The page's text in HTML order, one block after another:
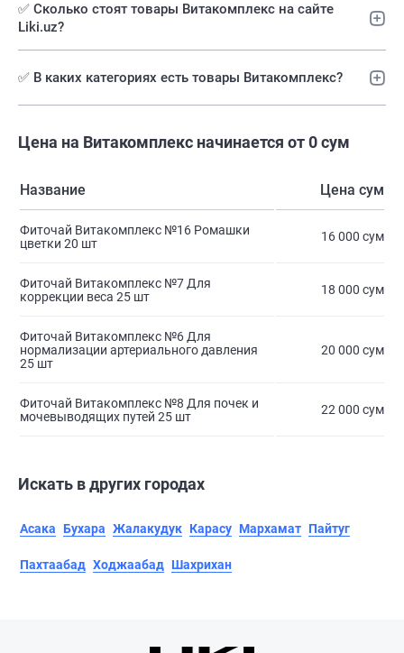
✅ Сколько стоят товары Витакомплекс на сайте
Liki.uz?
✅ В каких категориях есть товары Витакомплекс?
Цена на Витакомплекс начинается от 0 сум
Название Цена сум
Фиточай Витакомплекс №16 Ромашки
цветки 20 шт
16 000 сум
Фиточай Витакомплекс №7 Для
коррекции веса 25 шт
18 000 сум
Фиточай Витакомплекс №6 Для
нормализации артериального давления
25 шт
20 000 сум
Фиточай Витакомплекс №8 Для почек и
мочевыводящих путей 25 шт
22 000 сум
Искать в других городах
Асака Бухара Жалакудук Карасу Мархамат Пайтуг
Пахтаабад Ходжаабад Шахрихан